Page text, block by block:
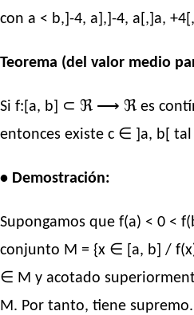
con a < b,]-4, a],]-4, a[,]a,
Teorema (del valor medio
Si f:[a, b] ⊂ ℜ ⟶ ℜ es
entonces existe c ∈ ]a, b[ tal
• Demostración:
Supongamos que f(a) < 0 <
conjunto M = {x ∈ [a, b] /
∈ M y acotado
M. Por tanto, tiene supremo.